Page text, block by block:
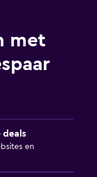
met
deals
en